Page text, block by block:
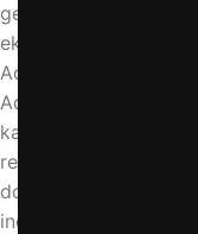
gerekir. Çamaşır
ekibimizle
Acil Durum Kablosu
Adım Adım Çözüm:
kapağının arkasında
renkli bir acil durum
doğru çektiğinizde
ince bir tornavida